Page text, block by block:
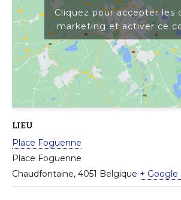
LIEU
Place Foguenne
Place Foguenne
Chaudfontaine, 4051 Belgique + Google
Cliquez pour accepter les
marketing et activer ce